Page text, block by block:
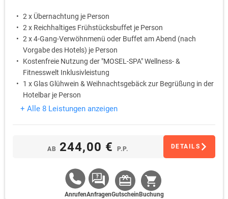
2 x Übernachtung je Person
2 x Reichhaltiges Frühstücksbuffet je Person
2 x 4-Gang-Verwöhnmenü oder Buffet am Abend (nach
Vorgabe des Hotels) je Person
Kostenfreie Nutzung der "MOSEL-SPA" Wellness- &
Fitnesswelt Inklusivleistung
1 x Glas Glühwein & Weihnachtsgebäck zur Begrüßung in der
Hotelbar je Person
Flauschiger Leihbademantel, Saunatuch & Wellness-Slipper
+ Alle 8 Leistungen anzeigen
AB 244,00 € P.P. DETAILS
AnrufenAnfragenGutschein Buchung